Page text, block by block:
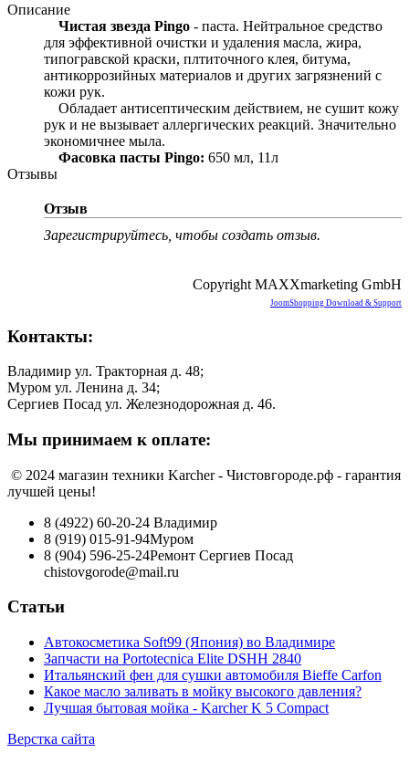
Описание
Чистая звезда Pingo - паста. Нейтральное средство
для эффективной очистки и удаления масла, жира,
типогравской краски, плтиточного клея, битума,
антикоррозийных материалов и других загрязнений с
кожи рук.
Обладает антисептическим действием, не сушит кожу
рук и не вызывает аллергических реакций. Значительно
экономичнее мыла.
Фасовка пасты Pingo: 650 мл, 11л
Отзывы
Отзыв
Зарегистрируйтесь, чтобы создать отзыв.
Copyright MAXXmarketing GmbH
JoomShopping Download & Support
Контакты:
Владимир ул. Тракторная д. 48;
Муром ул. Ленина д. 34;
Сергиев Посад ул. Железнодорожная д. 46.
Мы принимаем к оплате:
© 2024 магазин техники Karcher - Чистовгороде.рф - гарантия
лучшей цены!
8 (4922) 60-20-24 Владимир
8 (919) 015-91-94Муром
8 (904) 596-25-24Ремонт Сергиев Посад
chistovgorode@mail.ru
Статьи
Автокосметика Soft99 (Япония) во Владимире
Запчасти на Portotecnica Elite DSHH 2840
Итальянский фен для сушки автомобиля Bieffe Carfon
Какое масло заливать в мойку высокого давления?
Лучшая бытовая мойка - Karcher K 5 Compact
Верстка сайта